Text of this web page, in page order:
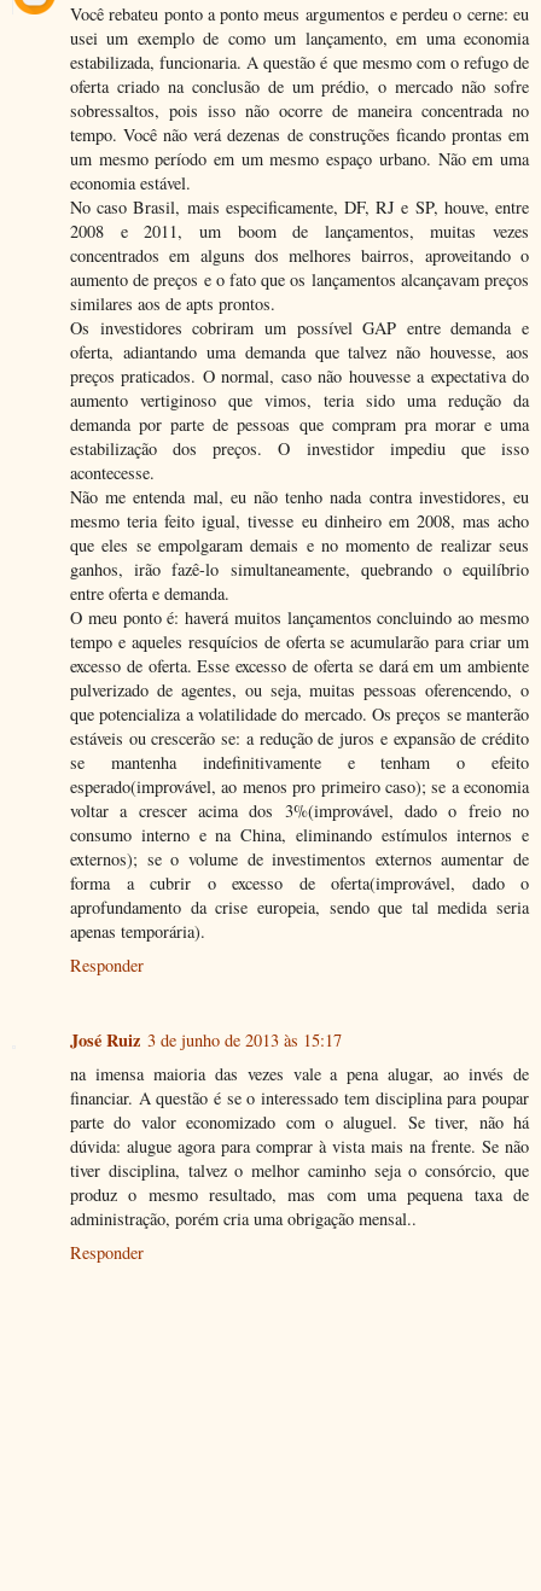
Você rebateu ponto a ponto meus argumentos e perdeu o cerne: eu
usei um exemplo de como um lançamento, em uma economia
estabilizada, funcionaria. A questão é que mesmo com o refugo de
oferta criado na conclusão de um prédio, o mercado não sofre
sobressaltos, pois isso não ocorre de maneira concentrada no
tempo. Você não verá dezenas de construções ficando prontas em
um mesmo período em um mesmo espaço urbano. Não em uma
economia estável.
No caso Brasil, mais especificamente, DF, RJ e SP, houve, entre
2008 e 2011, um boom de lançamentos, muitas vezes
concentrados em alguns dos melhores bairros, aproveitando o
aumento de preços e o fato que os lançamentos alcançavam preços
similares aos de apts prontos.
Os investidores cobriram um possível GAP entre demanda e
oferta, adiantando uma demanda que talvez não houvesse, aos
preços praticados. O normal, caso não houvesse a expectativa do
aumento vertiginoso que vimos, teria sido uma redução da
demanda por parte de pessoas que compram pra morar e uma
estabilização dos preços. O investidor impediu que isso
acontecesse.
Não me entenda mal, eu não tenho nada contra investidores, eu
mesmo teria feito igual, tivesse eu dinheiro em 2008, mas acho
que eles se empolgaram demais e no momento de realizar seus
ganhos, irão fazê-lo simultaneamente, quebrando o equilíbrio
entre oferta e demanda.
O meu ponto é: haverá muitos lançamentos concluindo ao mesmo
tempo e aqueles resquícios de oferta se acumularão para criar um
excesso de oferta. Esse excesso de oferta se dará em um ambiente
pulverizado de agentes, ou seja, muitas pessoas oferencendo, o
que potencializa a volatilidade do mercado. Os preços se manterão
estáveis ou crescerão se: a redução de juros e expansão de crédito
se mantenha indefinitivamente e tenham o efeito
esperado(improvável, ao menos pro primeiro caso); se a economia
voltar a crescer acima dos 3%(improvável, dado o freio no
consumo interno e na China, eliminando estímulos internos e
externos); se o volume de investimentos externos aumentar de
forma a cubrir o excesso de oferta(improvável, dado o
aprofundamento da crise europeia, sendo que tal medida seria
apenas temporária).
Responder
José Ruiz 3 de junho de 2013 às 15:17
na imensa maioria das vezes vale a pena alugar, ao invés de
financiar. A questão é se o interessado tem disciplina para poupar
parte do valor economizado com o aluguel. Se tiver, não há
dúvida: alugue agora para comprar à vista mais na frente. Se não
tiver disciplina, talvez o melhor caminho seja o consórcio, que
produz o mesmo resultado, mas com uma pequena taxa de
administração, porém cria uma obrigação mensal..
Responder